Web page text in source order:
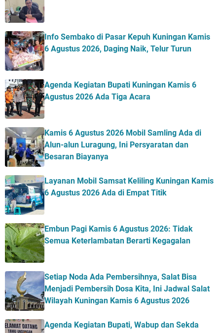
Info Sembako di Pasar Kepuh Kuningan Kamis
6 Agustus 2026, Daging Naik, Telur Turun
Agenda Kegiatan Bupati Kuningan Kamis 6
Agustus 2026 Ada Tiga Acara
Kamis 6 Agustus 2026 Mobil Samling Ada di
Alun-alun Luragung, Ini Persyaratan dan
Besaran Biayanya
Layanan Mobil Samsat Keliling Kuningan Kamis
6 Agustus 2026 Ada di Empat Titik
Embun Pagi Kamis 6 Agustus 2026: Tidak
Semua Keterlambatan Berarti Kegagalan
Setiap Noda Ada Pembersihnya, Salat Bisa
Menjadi Pembersih Dosa Kita, Ini Jadwal Salat
Wilayah Kuningan Kamis 6 Agustus 2026
Agenda Kegiatan Bupati, Wabup dan Sekda